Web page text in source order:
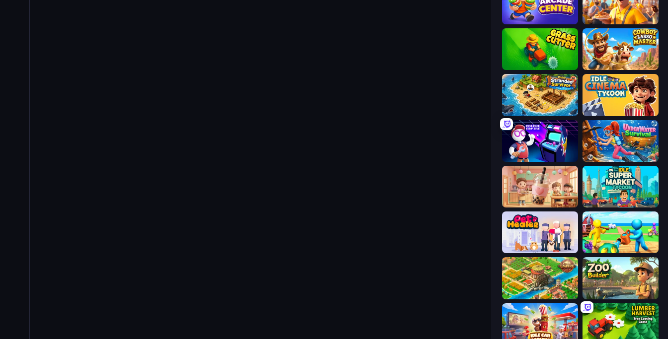
My Arcade Center Marina Fever Tycoon
Cowboy Lasso Master
Obby Stranded Survivor Idle Cinema Tycoon
Arcade Empire Underwater Survival
Boba Shop Idle Supermarket Tycoon
Pet Healer - Vet Hospital Farm Land
Empire City Zoo Builder